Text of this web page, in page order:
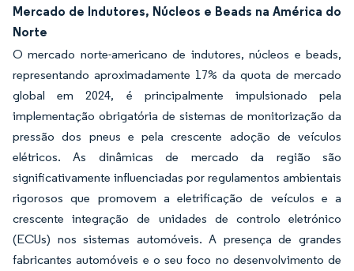
Mercado de Indutores, Núcleos e Beads na América do
Norte
O mercado norte-americano de indutores, núcleos e beads,
representando aproximadamente 17% da quota de mercado
global em 2024, é principalmente impulsionado pela
implementação obrigatória de sistemas de monitorização da
pressão dos pneus e pela crescente adoção de veículos
elétricos. As dinâmicas de mercado da região são
significativamente influenciadas por regulamentos ambientais
rigorosos que promovem a eletrificação de veículos e a
crescente integração de unidades de controlo eletrónico
(ECUs) nos sistemas automóveis. A presença de grandes
fabricantes automóveis e o seu foco no desenvolvimento de